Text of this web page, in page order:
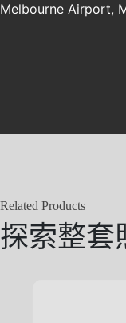
Melbourne Airport,
Related Products
探索整套